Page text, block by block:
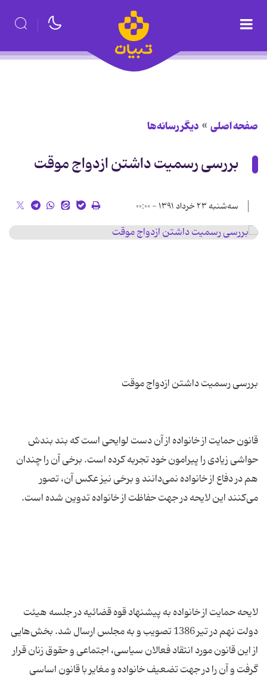
صفحه اصلی دیگر رسانه‌ها
بررسی رسمیت داشتن ازدواج موقت
سه‌شنبه ۲۳ خرداد ۱۳۹۱ - ۰۰:۰۰
قانون حمایت از خانواده از آن دست لوایحی است كه بند بندش
حواشی زیادی را پیرامون خود تجربه كرده است. برخی آن را چندان
هم در دفاع از خانواده نمی‌دانند و برخی نیز عكس آن، تصور
لایحه حمایت از خانواده به پیشنهاد قوه قضائیه در جلسه هیئت
دولت نهم در تیر 1386 تصویب و به مجلس ارسال شد. بخش‌هایی
از این قانون مورد انتقاد فعالان سیاسی، اجتماعی و حقوق زنان قرار
گرفت و آن را در جهت تضعیف خانواده و مغایر با قانون اساسی